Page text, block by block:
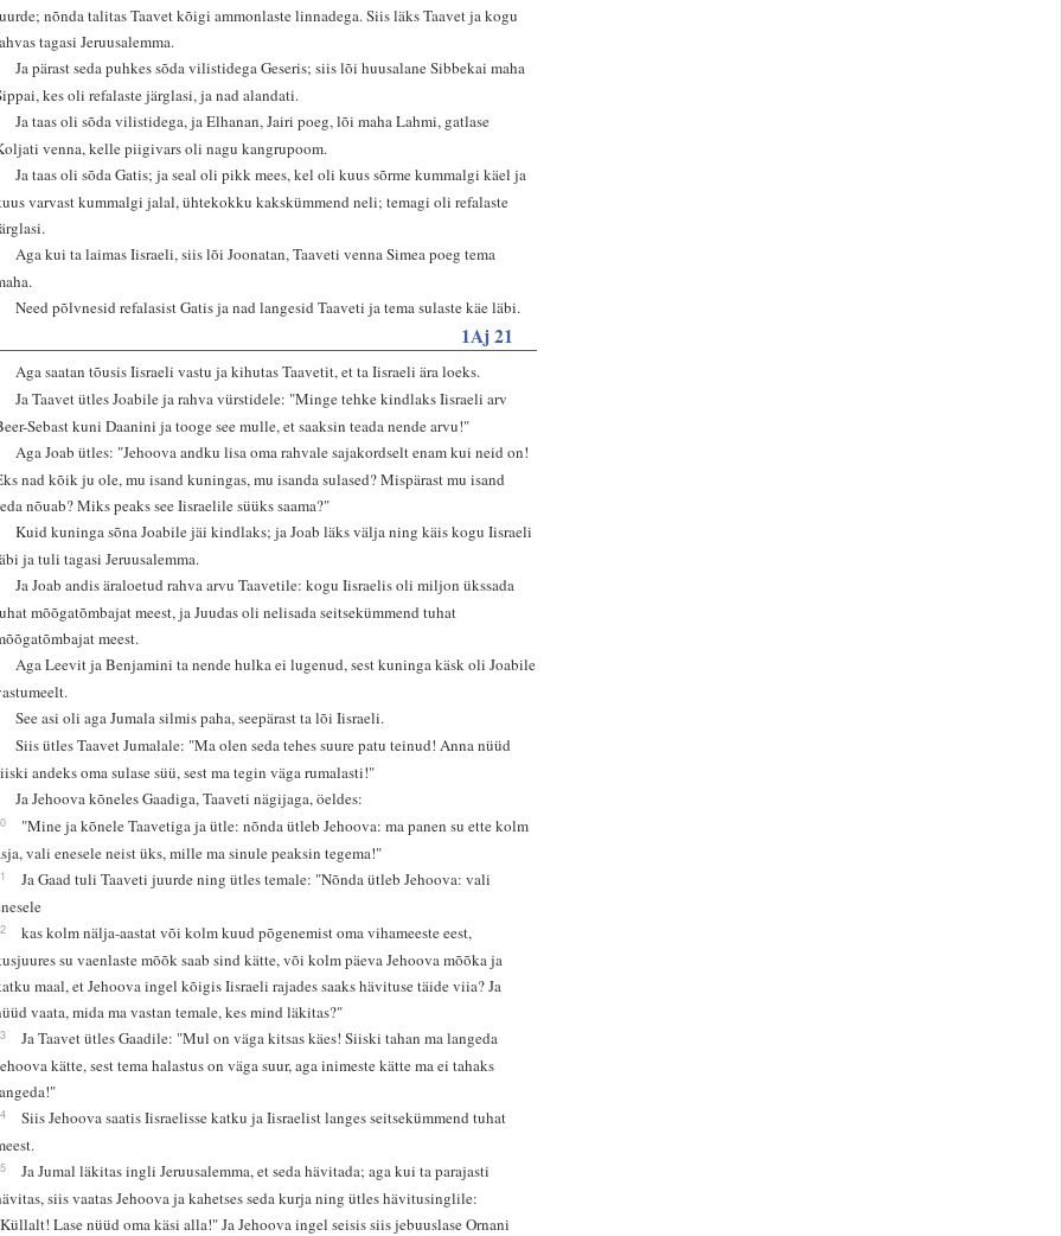
nõnda talitas Taavet kõigi ammonlaste linnadega. Siis läks Taavet ja kogu
tagasi Jeruusalemma.
Ja pärast seda puhkes sõda vilistidega Geseris; siis lõi huusalane Sibbekai maha
kes oli refalaste järglasi, ja nad alandati.
Ja taas oli sõda vilistidega, ja Elhanan, Jairi poeg, lõi maha Lahmi, gatlase
venna, kelle piigivars oli nagu kangrupoom.
Ja taas oli sõda Gatis; ja seal oli pikk mees, kel oli kuus sõrme kummalgi käel ja
varvast kummalgi jalal, ühtekokku kakskümmend neli; temagi oli refalaste
Aga kui ta laimas Iisraeli, siis lõi Joonatan, Taaveti venna Simea poeg tema
Need põlvnesid refalasist Gatis ja nad langesid Taaveti ja tema sulaste käe läbi.
1Aj 21
Aga saatan tõusis Iisraeli vastu ja kihutas Taavetit, et ta Iisraeli ära loeks.
Ja Taavet ütles Joabile ja rahva vürstidele: "Minge tehke kindlaks Iisraeli arv
Sebast kuni Daanini ja tooge see mulle, et saaksin teada nende arvu!"
Aga Joab ütles: "Jehoova andku lisa oma rahvale sajakordselt enam kui neid on!
nad kõik ju ole, mu isand kuningas, mu isanda sulased? Mispärast mu isand
nõuab? Miks peaks see Iisraelile süüks saama?"
Kuid kuninga sõna Joabile jäi kindlaks; ja Joab läks välja ning käis kogu Iisraeli
ja tuli tagasi Jeruusalemma.
Ja Joab andis äraloetud rahva arvu Taavetile: kogu Iisraelis oli miljon ükssada
mõõgatõmbajat meest, ja Juudas oli nelisada seitsekümmend tuhat
meest.
Aga Leevit ja Benjamini ta nende hulka ei lugenud, sest kuninga käsk oli Joabile
See asi oli aga Jumala silmis paha, seepärast ta lõi Iisraeli.
Siis ütles Taavet Jumalale: "Ma olen seda tehes suure patu teinud! Anna nüüd
andeks oma sulase süü, sest ma tegin väga rumalasti!"
Ja Jehoova kõneles Gaadiga, Taaveti nägijaga, öeldes:
"Mine ja kõnele Taavetiga ja ütle: nõnda ütleb Jehoova: ma panen su ette kolm
vali enesele neist üks, mille ma sinule peaksin tegema!"
Ja Gaad tuli Taaveti juurde ning ütles temale: "Nõnda ütleb Jehoova: vali
kas kolm nälja-aastat või kolm kuud põgenemist oma vihameeste eest,
su vaenlaste mõõk saab sind kätte, või kolm päeva Jehoova mõõka ja
maal, et Jehoova ingel kõigis Iisraeli rajades saaks hävituse täide viia? Ja
vaata, mida ma vastan temale, kes mind läkitas?"
Ja Taavet ütles Gaadile: "Mul on väga kitsas käes! Siiski tahan ma langeda
kätte, sest tema halastus on väga suur, aga inimeste kätte ma ei tahaks
Siis Jehoova saatis Iisraelisse katku ja Iisraelist langes seitsekümmend tuhat
Ja Jumal läkitas ingli Jeruusalemma, et seda hävitada; aga kui ta parajasti
siis vaatas Jehoova ja kahetses seda kurja ning ütles hävitusinglile:
Lase nüüd oma käsi alla!" Ja Jehoova ingel seisis siis jebuuslase Ornani